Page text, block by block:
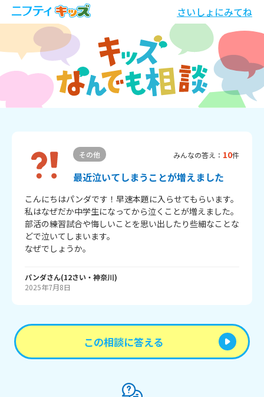
さいしょにみてね
その他 みんなの答え： 10件
最近泣いてしまうことが増えました
こんにちはパンダです！早速本題に入らせてもらいます。
私はなぜだか中学生になってから泣くことが増えました。
部活の練習試合や悔しいことを思い出したり些細なことな
どで泣いてしまいます。
なぜでしょうか。
パンダさん(12さい・ 神奈川)
2025年7月8日
この相談に答える